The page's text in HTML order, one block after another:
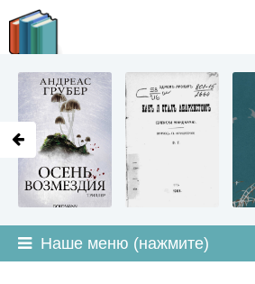
Наше меню (нажмите)
LITMIR.ORG